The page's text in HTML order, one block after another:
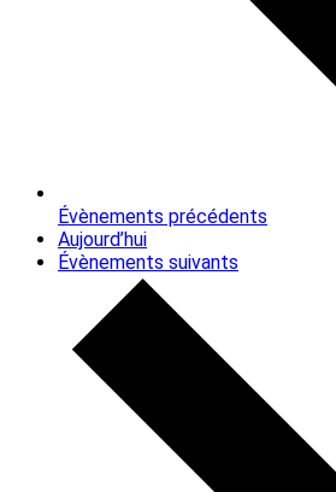
Évènements précédents
Aujourd’hui
Évènements suivants